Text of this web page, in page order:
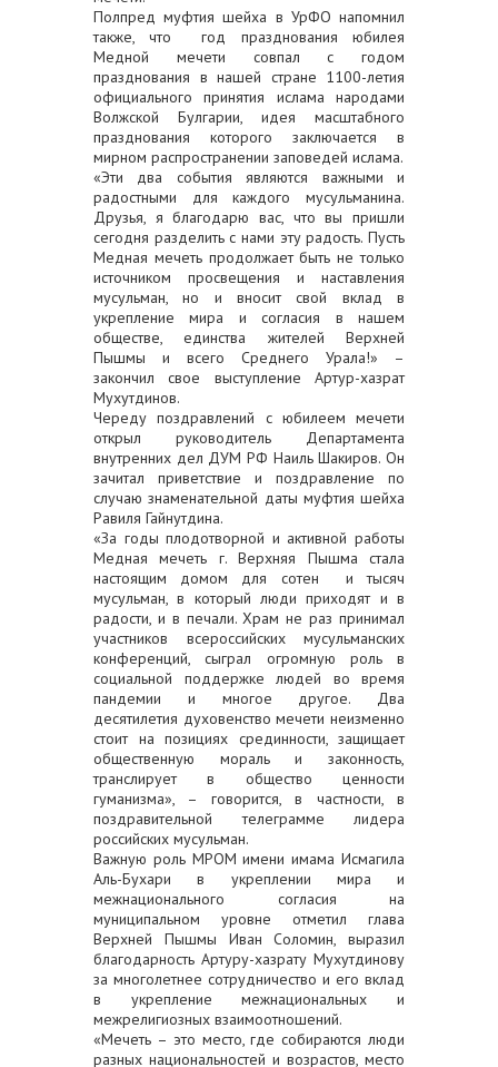
Полпред муфтия шейха в УрФО напомнил
также, что год празднования юбилея
Медной мечети совпал с годом
празднования в нашей стране 1100-летия
официального принятия ислама народами
Волжской Булгарии, идея масштабного
празднования которого заключается в
мирном распространении заповедей ислама.
«Эти два события являются важными и
радостными для каждого мусульманина.
Друзья, я благодарю вас, что вы пришли
сегодня разделить с нами эту радость. Пусть
Медная мечеть продолжает быть не только
источником просвещения и наставления
мусульман, но и вносит свой вклад в
укрепление мира и согласия в нашем
обществе, единства жителей Верхней
Пышмы и всего Среднего Урала!» –
закончил свое выступление Артур-хазрат
Мухутдинов.
Череду поздравлений с юбилеем мечети
открыл руководитель Департамента
внутренних дел ДУМ РФ Наиль Шакиров. Он
зачитал приветствие и поздравление по
случаю знаменательной даты муфтия шейха
Равиля Гайнутдина.
«За годы плодотворной и активной работы
Медная мечеть г. Верхняя Пышма стала
настоящим домом для сотен и тысяч
мусульман, в который люди приходят и в
радости, и в печали. Храм не раз принимал
участников всероссийских мусульманских
конференций, сыграл огромную роль в
социальной поддержке людей во время
пандемии и многое другое. Два
десятилетия духовенство мечети неизменно
стоит на позициях срединности, защищает
общественную мораль и законность,
транслирует в общество ценности
гуманизма», – говорится, в частности, в
поздравительной телеграмме лидера
российских мусульман.
Важную роль МРОМ имени имама Исмагила
Аль-Бухари в укреплении мира и
межнационального согласия на
муниципальном уровне отметил глава
Верхней Пышмы Иван Соломин, выразил
благодарность Артуру-хазрату Мухутдинову
за многолетнее сотрудничество и его вклад
в укрепление межнациональных и
межрелигиозных взаимоотношений.
«Мечеть – это место, где собираются люди
разных национальностей и возрастов, место